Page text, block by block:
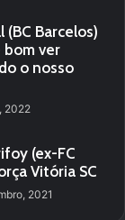
(BC Barcelos)
bom ver
o nosso
2022
(ex-FC
Vitória SC
2021